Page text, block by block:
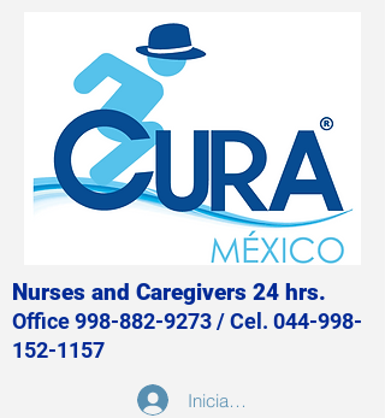
Nurses and Caregivers 24 hrs.
Office998-882-9273/ Cel. 044-998-
152-1157
Iniciar sesión